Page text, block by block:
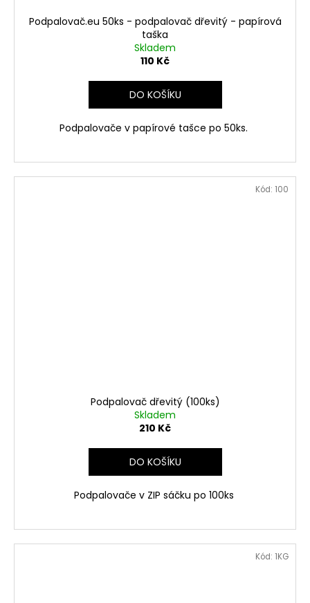
Podpalovač.eu 50ks - podpalovač dřevitý - papírová
taška
Skladem
110 Kč
DO KOŠÍKU
Podpalovače v papírové tašce po 50ks.
Podpalovač dřevitý (100ks)
Skladem
210 Kč
DO KOŠÍKU
Podpalovače v ZIP sáčku po 100ks
Kód: 100
Kód: 1KG